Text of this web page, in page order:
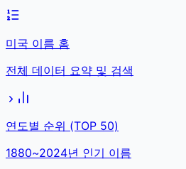
미국 이름 홈
전체 데이터 요약 및 검색
연도별 순위 (TOP 50)
1880~2024년 인기 이름